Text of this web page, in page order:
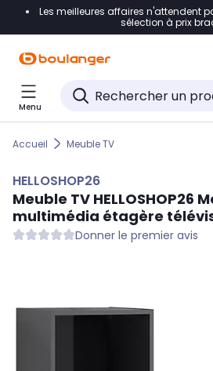
Accéder directement à la
Accéder directement au pied de
Accéder directement au chatbot
Les meilleures affaires n'attendent
sélection à prix
Menu
Accueil Meuble TV
HELLOSHOP26
Meuble TV HELLOSHOP26
multimédia étagère
Donner le premier avis